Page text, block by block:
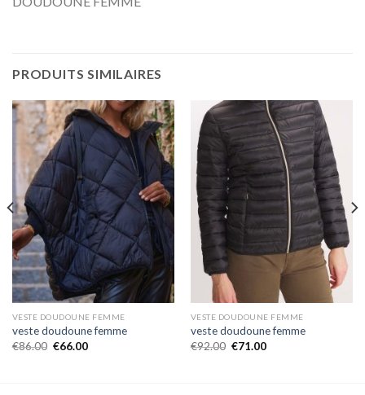
PRODUITS SIMILAIRES
VESTE DOUDOUNE FEMME
veste doudoune femme
€86.00 €66.00
VESTE DOUDOUNE FEMME
veste doudoune femme
€92.00 €71.00